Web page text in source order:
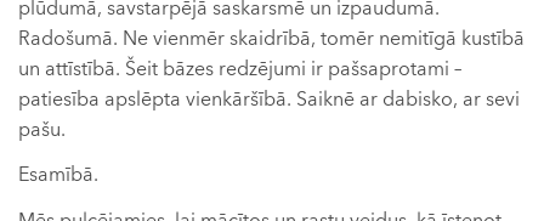
plūdumā, savstarpējā saskarsmē un izpaudumā.
Radošumā. Ne vienmēr skaidrībā, tomēr nemitīgā kustībā
un attīstībā. Šeit bāzes redzējumi ir pašsaprotami –
patiesība apslēpta vienkāršībā. Saiknē ar dabisko, ar sevi
pašu.
Esamībā.